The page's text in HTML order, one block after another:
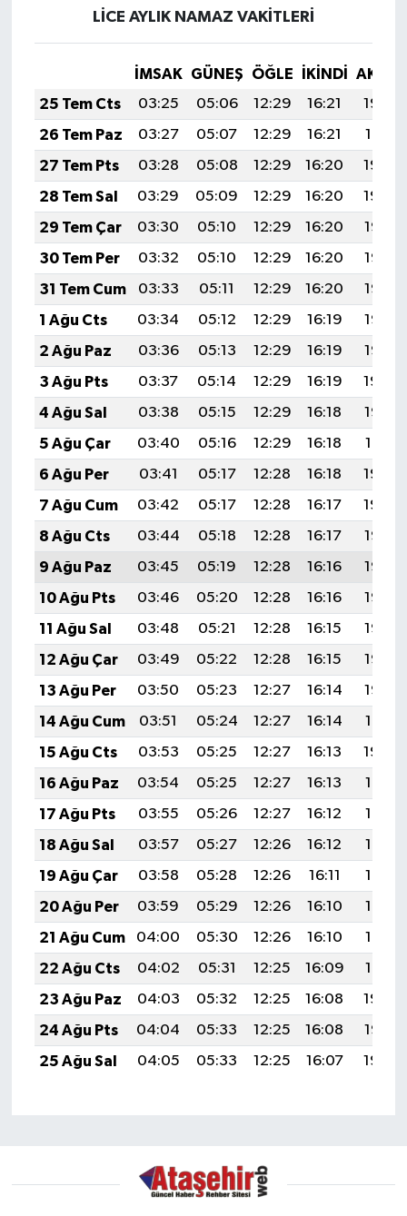
LİCE AYLIK NAMAZ VAKITLERI
İMSAK GÜNEŞ ÖĞLE İKINDI
25 Tem Cts
03:25 05:06 12:29 16:21
19:42
26 Tem Paz
03:27 05:07 12:29 16:21
19:41
27 Tem Pts
03:28 05:08 12:29 16:20
19:40
28 Tem Sal
03:29 05:09 12:29 16:20
19:39
29 Tem Çar
03:30 05:10 12:29 16:20
19:38
30 Tem Per
03:32 05:10 12:29 16:20
19:37
31 Tem Cum
03:33 05:11 12:29 16:20
19:37
1 Ağu Cts
03:34 05:12 12:29 16:19
19:36
2 Ağu Paz
03:36 05:13 12:29 16:19
19:35
3 Ağu Pts
03:37 05:14 12:29 16:19
19:34
4 Ağu Sal
03:38 05:15 12:29 16:18
19:32
5 Ağu Çar
03:40 05:16 12:29 16:18
19:31
6 Ağu Per
03:41 05:17 12:28 16:18
19:30
7 Ağu Cum
03:42 05:17 12:28 16:17
19:29
8 Ağu Cts
03:44 05:18 12:28 16:17
19:28
9 Ağu Paz
03:45 05:19 12:28 16:16
19:27
10 Ağu Pts
03:46 05:20 12:28 16:16
19:26
11 Ağu Sal
03:48 05:21 12:28 16:15
19:25
12 Ağu Çar
03:49 05:22 12:28 16:15
19:23
13 Ağu Per
03:50 05:23 12:27 16:14
19:22
14 Ağu Cum
03:51 05:24 12:27 16:14
19:21
15 Ağu Cts
03:53 05:25 12:27 16:13
19:20
16 Ağu Paz
03:54 05:25 12:27 16:13
19:18
17 Ağu Pts
03:55 05:26 12:27 16:12
19:17
18 Ağu Sal
03:57 05:27 12:26 16:12
19:16
19 Ağu Çar
03:58 05:28 12:26 16:11
19:14
20 Ağu Per
03:59 05:29 12:26 16:10
19:13
21 Ağu Cum
04:00 05:30 12:26 16:10
19:12
22 Ağu Cts
04:02 05:31 12:25 16:09
19:10
23 Ağu Paz
04:03 05:32 12:25 16:08
19:09
24 Ağu Pts
04:04 05:33 12:25 16:08
19:07
25 Ağu Sal
04:05 05:33 12:25 16:07 19:06